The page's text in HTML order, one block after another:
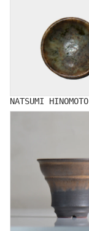
NATSUMI HINOMOTO